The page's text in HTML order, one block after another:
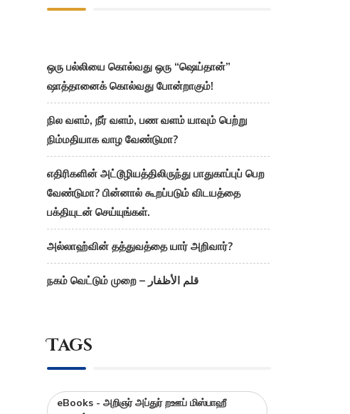
ஒரு பல்லியை கொல்வது ஒரு “ஷெய்தான்”
ஷாத்தானைக் கொல்வது போன்றாகும்!
நில வளம், நீர் வளம், பண வளம் யாவும் பெற்று
நிம்மதியாக வாழ வேண்டுமா?
எதிரிகளின் அட்டூழியத்திலிருந்து பாதுகாப்புப் பெற
வேண்டுமா? பின்னால் கூறப்படும் விடயத்தை
பக்தியுடன் செய்யுங்கள்.
அல்லாஹ்வின் தத்துவத்தை யார் அறிவார்?
நகம் வெட்டும் முறை – قلم الأظفار
Tags
eBooks - அறிஞர் அப்துர் றஊப் மிஸ்பாஹீ